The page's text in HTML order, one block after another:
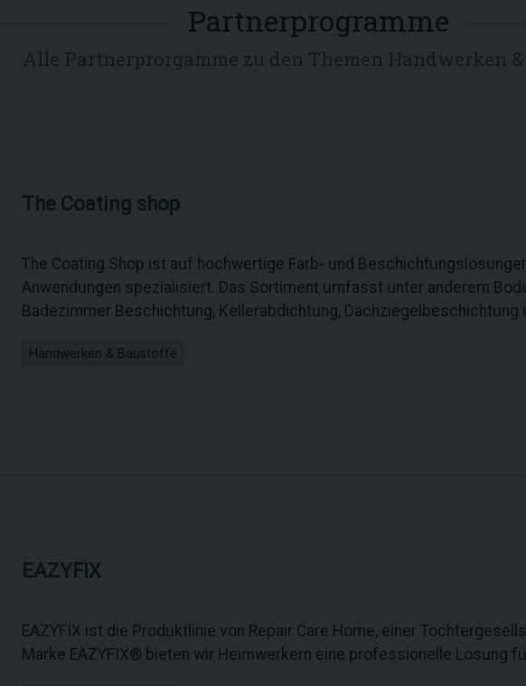
Partnerprogramme
The Coating shop
The Coating Shop ist auf hochwertige Farb- und
Anwendungen spezialisiert. Das Sortiment umfasst unter anderem
Badezimmer Beschichtung, Kellerabdichtung, Dachziegelbeschichtung
Handwerken & Baustoffe
EAZYFIX
EAZYFIX ist die Produktlinie von Repair Care Home, einer
Marke EAZYFIX® bieten wir Heimwerkern eine professionelle Lösung